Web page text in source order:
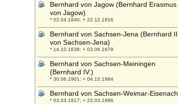
Bernhard von Jagow (Bernhard Erasmus
von Jagow)
* 02.04.1840; + 22.12.1916
Bernhard von Sachsen-Jena (Bernhard II.
von Sachsen-Jena)
* 14.10.1638; + 03.06.1678
Bernhard von Sachsen-Meiningen
(Bernhard IV.)
* 30.06.1901; + 04.10.1984
Bernhard von Sachsen-Weimar-Eisenach
* 03.03.1917; + 23.03.1986